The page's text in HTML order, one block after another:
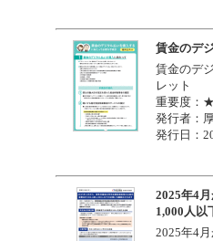
賃金のデ
賃金のデ
レット
重要度
発行者：
発行日：
2025年4
1,000人以
2025年4